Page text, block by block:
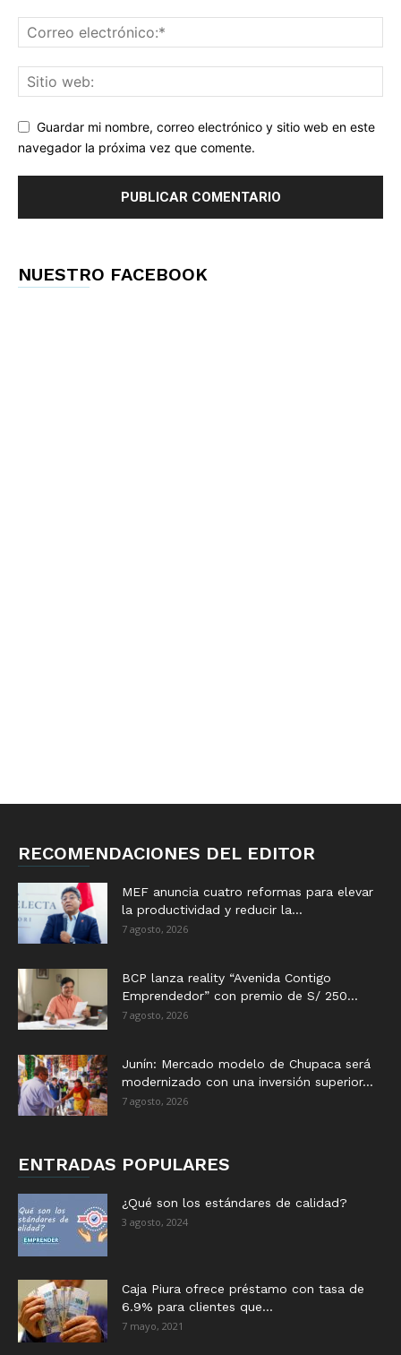
Guardar mi nombre, correo electrónico y sitio web en este
navegador la próxima vez que comente.
NUESTRO FACEBOOK
RECOMENDACIONES DEL EDITOR
MEF anuncia cuatro reformas para elevar
la productividad y reducir la...
7 agosto, 2026
BCP lanza reality “Avenida Contigo
Emprendedor” con premio de S/ 250...
7 agosto, 2026
Junín: Mercado modelo de Chupaca será
modernizado con una inversión superior...
7 agosto, 2026
ENTRADAS POPULARES
¿Qué son los estándares de calidad?
3 agosto, 2024
Caja Piura ofrece préstamo con tasa de
6.9% para clientes que...
7 mayo, 2021